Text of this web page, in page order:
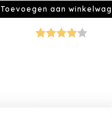
Toevoegen aan